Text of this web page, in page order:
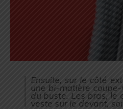
Ensuite, sur le côté
une bi-matière
du buste. Les bras, le
veste sur le devant,